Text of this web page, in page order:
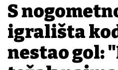
S
igrališta
nestao gol: